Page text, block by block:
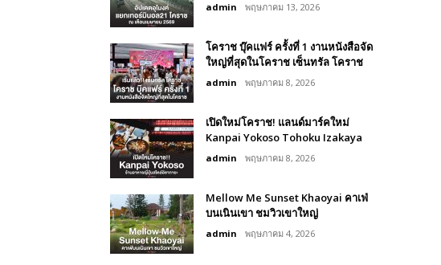
admin พฤษภาคม 13, 2026
โคราช บุ๊คแฟร์​ ครั้งที่​ 1 งานหนังสือจัด
ใหญ่ที่สุดในโคราช เซ็นทรัล โคราช
admin พฤษภาคม 8, 2026
เปิดใหม่โคราช! แลนด์มาร์คใหม่
Kanpai Yokoso Tohoku Izakaya
admin พฤษภาคม 8, 2026
Mellow Me Sunset Khaoyai คาเฟ่
บนเนินเขา ชมวิวเขาใหญ่
admin พฤษภาคม 4, 2026